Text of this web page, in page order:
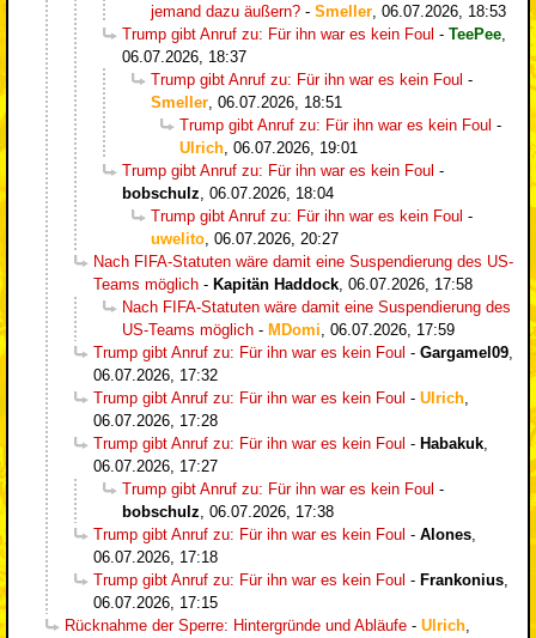
jemand dazu äußern? - Smeller, 06.07.2026, 18:53
Trump gibt Anruf zu: Für ihn war es kein Foul - TeePee,
06.07.2026, 18:37
Trump gibt Anruf zu: Für ihn war es kein Foul -
Smeller, 06.07.2026, 18:51
Trump gibt Anruf zu: Für ihn war es kein Foul -
Ulrich, 06.07.2026, 19:01
Trump gibt Anruf zu: Für ihn war es kein Foul -
bobschulz, 06.07.2026, 18:04
Trump gibt Anruf zu: Für ihn war es kein Foul -
uwelito, 06.07.2026, 20:27
Nach FIFA-Statuten wäre damit eine Suspendierung des US-
Teams möglich - Kapitän Haddock, 06.07.2026, 17:58
Nach FIFA-Statuten wäre damit eine Suspendierung des
US-Teams möglich - MDomi, 06.07.2026, 17:59
Trump gibt Anruf zu: Für ihn war es kein Foul - Gargamel09,
06.07.2026, 17:32
Trump gibt Anruf zu: Für ihn war es kein Foul - Ulrich,
06.07.2026, 17:28
Trump gibt Anruf zu: Für ihn war es kein Foul - Habakuk,
06.07.2026, 17:27
Trump gibt Anruf zu: Für ihn war es kein Foul -
bobschulz, 06.07.2026, 17:38
Trump gibt Anruf zu: Für ihn war es kein Foul - Alones,
06.07.2026, 17:18
Trump gibt Anruf zu: Für ihn war es kein Foul - Frankonius,
06.07.2026, 17:15
Rücknahme der Sperre: Hintergründe und Abläufe - Ulrich,